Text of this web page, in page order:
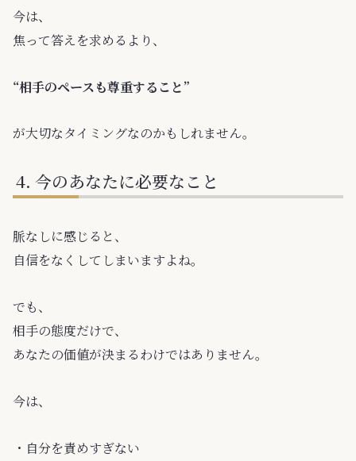
今は、
焦って答えを求めるより、
“相手のペースも尊重すること”
が大切なタイミングなのかもしれません。
今のあなたに必要なこと
脈なしに感じると、
自信をなくしてしまいますよね。
でも、
相手の態度だけで、
あなたの価値が決まるわけではありません。
今は、
・自分を責めすぎない